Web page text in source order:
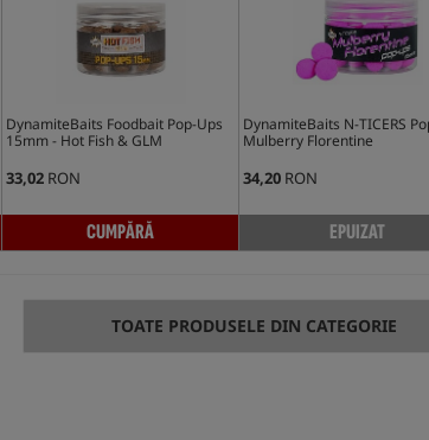
DynamiteBaits Foodbait Pop-Ups
15mm - Hot Fish & GLM
33,02RON
CUMPĂRĂ
DynamiteBaits N-TICERS
Mulberry Florentine
34,20RON
EPUIZAT
TOATE PRODUSELE DIN CATEGORIE